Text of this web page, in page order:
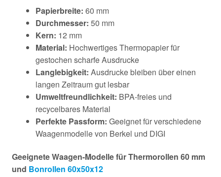
Papierbreite: 60 mm
Durchmesser: 50 mm
Kern: 12 mm
Material: Hochwertiges Thermopapier für
gestochen scharfe Ausdrucke
Langlebigkeit: Ausdrucke bleiben über einen
langen Zeitraum gut lesbar
Umweltfreundlichkeit: BPA-freies und
recycelbares Material
Perfekte Passform: Geeignet für verschiedene
Waagenmodelle von Berkel und DIGI
Geeignete Waagen-Modelle für Thermorollen 60 mm
und Bonrollen 60x50x12